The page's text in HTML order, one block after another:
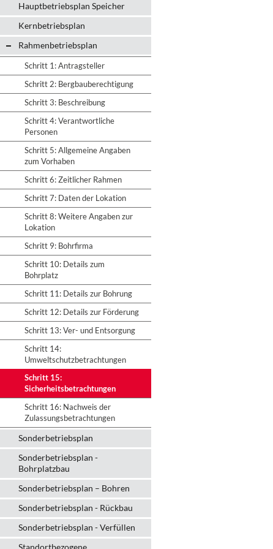
Hauptbetriebsplan Speicher
Kernbetriebsplan
Rahmenbetriebsplan
Schritt 1: Antragsteller
Schritt 2: Bergbauberechtigung
Schritt 3: Beschreibung
Schritt 4: Verantwortliche
Personen
Schritt 5: Allgemeine Angaben
zum Vorhaben
Schritt 6: Zeitlicher Rahmen
Schritt 7: Daten der Lokation
Schritt 8: Weitere Angaben zur
Lokation
Schritt 9: Bohrfirma
Schritt 10: Details zum
Bohrplatz
Schritt 11: Details zur Bohrung
Schritt 12: Details zur Förderung
Schritt 13: Ver- und Entsorgung
Schritt 14:
Umweltschutzbetrachtungen
Schritt 15:
Sicherheitsbetrachtungen
Schritt 16: Nachweis der
Zulassungsbetrachtungen
Sonderbetriebsplan
Sonderbetriebsplan -
Bohrplatzbau
Sonderbetriebsplan – Bohren
Sonderbetriebsplan - Rückbau
Sonderbetriebsplan - Verfüllen
Standortbezogene